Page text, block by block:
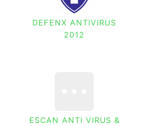
DEFENX ANTIVIRUS
2012
ESCAN ANTI VIRUS &